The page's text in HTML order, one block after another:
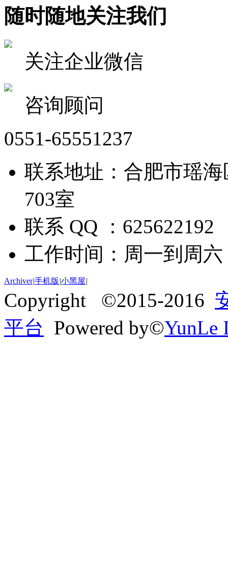
随时随地关注我们
关注企业微信
咨询顾问
0551-65551237
联系地址：合肥市瑶
703室
联系 QQ ：
工作时间：周一到周六
Archiver|手机版 |小黑屋|
Copyright ©2015-2016
平台 Powered by©YunLe